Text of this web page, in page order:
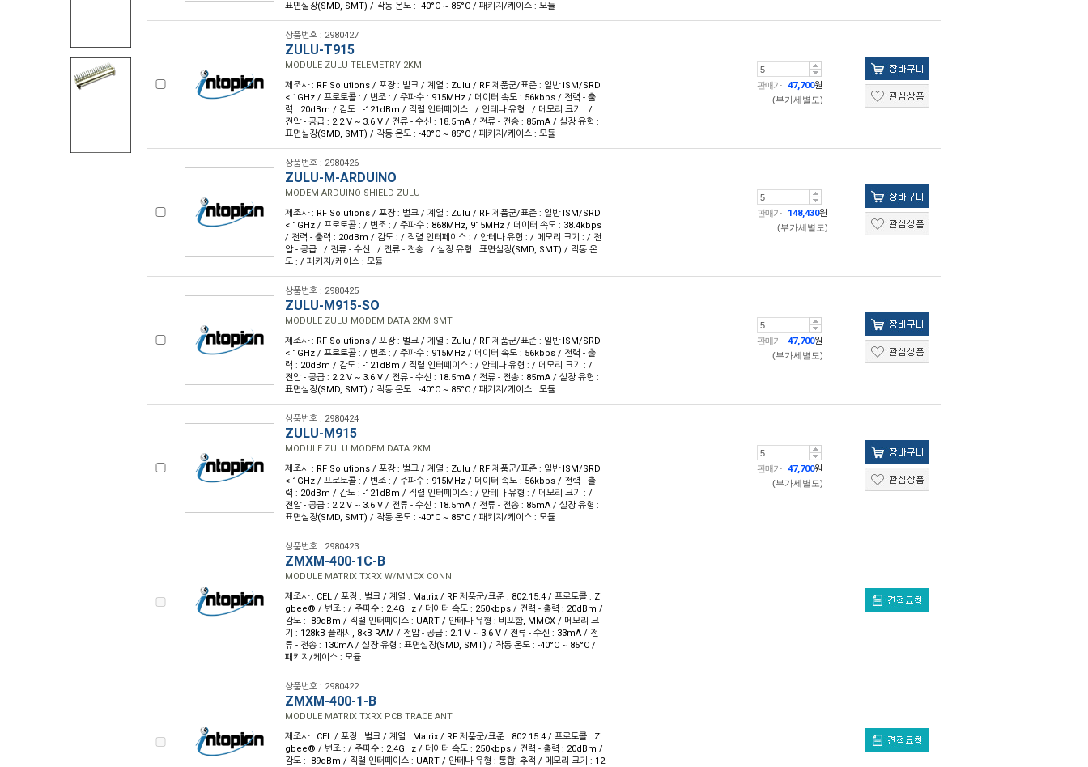
표면실장(SMD, SMT) / 작동 온도 : -40°C ~ 85°C / 패키지/케이스 : 모듈
상품번호 : 2980427
ZULU-T915
MODULE ZULU TELEMETRY 2KM
제조사 : RF Solutions / 포장 : 벌크 / 계열 : Zulu / RF 제품군/표준 : 일반 ISM/SRD
< 1GHz / 프로토콜 : / 변조 : / 주파수 : 915MHz / 데이터 속도 : 56kbps / 전력 - 출
력 : 20dBm / 감도 : -121dBm / 직렬 인터페이스 : / 안테나 유형 : / 메모리 크기 : /
전압 - 공급 : 2.2 V ~ 3.6 V / 전류 - 수신 : 18.5mA / 전류 - 전송 : 85mA / 실장 유형 :
표면실장(SMD, SMT) / 작동 온도 : -40°C ~ 85°C / 패키지/케이스 : 모듈
판매가 47,700원
(부가세별도)
상품번호 : 2980426
ZULU-M-ARDUINO
MODEM ARDUINO SHIELD ZULU
제조사 : RF Solutions / 포장 : 벌크 / 계열 : Zulu / RF 제품군/표준 : 일반 ISM/SRD
< 1GHz / 프로토콜 : / 변조 : / 주파수 : 868MHz, 915MHz / 데이터 속도 : 38.4kbps
/ 전력 - 출력 : 20dBm / 감도 : / 직렬 인터페이스 : / 안테나 유형 : / 메모리 크기 : / 전
압 - 공급 : / 전류 - 수신 : / 전류 - 전송 : / 실장 유형 : 표면실장(SMD, SMT) / 작동 온
도 : / 패키지/케이스 : 모듈
판매가 148,430원
(부가세별도)
상품번호 : 2980425
ZULU-M915-SO
MODULE ZULU MODEM DATA 2KM SMT
제조사 : RF Solutions / 포장 : 벌크 / 계열 : Zulu / RF 제품군/표준 : 일반 ISM/SRD
< 1GHz / 프로토콜 : / 변조 : / 주파수 : 915MHz / 데이터 속도 : 56kbps / 전력 - 출
력 : 20dBm / 감도 : -121dBm / 직렬 인터페이스 : / 안테나 유형 : / 메모리 크기 : /
전압 - 공급 : 2.2 V ~ 3.6 V / 전류 - 수신 : 18.5mA / 전류 - 전송 : 85mA / 실장 유형 :
표면실장(SMD, SMT) / 작동 온도 : -40°C ~ 85°C / 패키지/케이스 : 모듈
판매가 47,700원
(부가세별도)
상품번호 : 2980424
ZULU-M915
MODULE ZULU MODEM DATA 2KM
제조사 : RF Solutions / 포장 : 벌크 / 계열 : Zulu / RF 제품군/표준 : 일반 ISM/SRD
< 1GHz / 프로토콜 : / 변조 : / 주파수 : 915MHz / 데이터 속도 : 56kbps / 전력 - 출
력 : 20dBm / 감도 : -121dBm / 직렬 인터페이스 : / 안테나 유형 : / 메모리 크기 : /
전압 - 공급 : 2.2 V ~ 3.6 V / 전류 - 수신 : 18.5mA / 전류 - 전송 : 85mA / 실장 유형 :
표면실장(SMD, SMT) / 작동 온도 : -40°C ~ 85°C / 패키지/케이스 : 모듈
판매가 47,700원
(부가세별도)
상품번호 : 2980423
ZMXM-400-1C-B
MODULE MATRIX TXRX W/MMCX CONN
제조사 : CEL / 포장 : 벌크 / 계열 : Matrix / RF 제품군/표준 : 802.15.4 / 프로토콜 : Zi
gbee® / 변조 : / 주파수 : 2.4GHz / 데이터 속도 : 250kbps / 전력 - 출력 : 20dBm /
감도 : -89dBm / 직렬 인터페이스 : UART / 안테나 유형 : 비포함, MMCX / 메모리 크
기 : 128kB 플래시, 8kB RAM / 전압 - 공급 : 2.1 V ~ 3.6 V / 전류 - 수신 : 33mA / 전
류 - 전송 : 130mA / 실장 유형 : 표면실장(SMD, SMT) / 작동 온도 : -40°C ~ 85°C /
패키지/케이스 : 모듈
상품번호 : 2980422
ZMXM-400-1-B
MODULE MATRIX TXRX PCB TRACE ANT
제조사 : CEL / 포장 : 벌크 / 계열 : Matrix / RF 제품군/표준 : 802.15.4 / 프로토콜 : Zi
gbee® / 변조 : / 주파수 : 2.4GHz / 데이터 속도 : 250kbps / 전력 - 출력 : 20dBm /
감도 : -89dBm / 직렬 인터페이스 : UART / 안테나 유형 : 통합, 추적 / 메모리 크기 : 12